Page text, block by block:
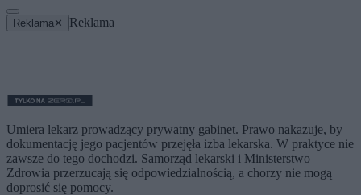
Reklama ✕ Reklama
Umiera lekarz prowadzący prywatny gabinet. Prawo nakazuje, by
dokumentację jego pacjentów przejęła izba lekarska. W praktyce nie
zawsze do tego dochodzi. Samorząd lekarski i Ministerstwo
Zdrowia przerzucają się odpowiedzialnością, a chorzy nie mogą
doprosić się pomocy.